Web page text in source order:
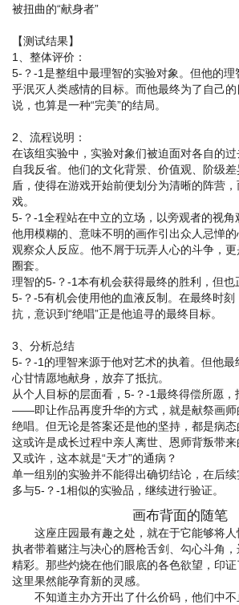
被扭曲的“献身者”
【测试结果】
1、整体评价：
5-？-1是整组中最理智的实验对象。但他的
乎泯灭人类感情的目标。而他最终为了自己
说，也算是一种“完美”的结局。
2、流程说明：
在该组实验中，实验对象们被迫面对各自的
自我反省。他们的文化背景、价值观、阶级
盾，使得在游戏开始前便划分为清晰的阵营
戏。
5-？-1全程站在中立的立场，以旁观者的视角
他用模糊的、意味不明的画作引出众人忌惮
观察众人反应。他不屑于玩弄人心的斗争，
圈套。
理智的5-？-1本有机会获得最终的胜利，但
5-？-5有机会使用他的血液反制。在最终时刻
抗，意识到“绝唱”正是他追寻的最终目标。
3、分析总结
5-？-1的理智来源于他对艺术的执着。但他最
心甘情愿地献身，放弃了抵抗。
从个人目标的层面看，5-？-1最终得偿所愿
——即让作品再度升华的方式，就是献祭画师
绝唱。但无论是答案还是他的坚持，都是病态
这或许是成长过程中亲人离世、恩师背叛带来
又或许，这本就是“天才”的通病？
单一组别的实验并不能得出确切结论，在后
多与5-？-1相似的实验品，继续进行验证。
画布背面的随笔
这座庄园最有趣之处，就在于它能够将人
执者带着赌注与决心的唇枪舌剑、勾心斗角
精彩。那些灼烧在他们眼底的各色欲望，印
这里果然能孕育新的灵感。
不知道主办方开出了什么价码，他们中不